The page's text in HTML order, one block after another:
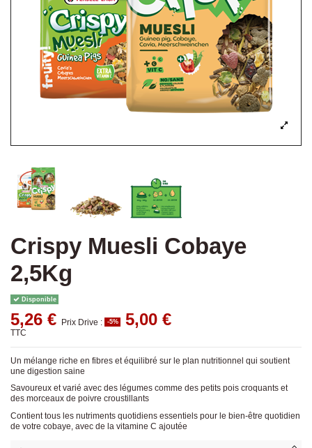
Crispy Muesli Cobaye
2,5Kg
Disponible
5,26 € Prix Drive : -5% 5,00 €
TTC
Un mélange riche en fibres et équilibré sur le plan nutritionnel qui soutient
une digestion saine
Savoureux et varié avec des légumes comme des petits pois croquants et
des morceaux de poivre croustillants
Contient tous les nutriments quotidiens essentiels pour le bien-être quotidien
de votre cobaye, avec de la vitamine C ajoutée